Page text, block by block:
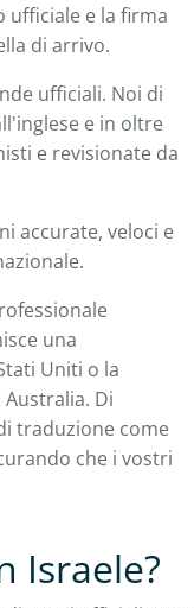
ufficiale e la firma
di arrivo.
ufficiali. Noi di
e in oltre
e revisionate da
accurate, veloci e
una
Uniti o la
Di
traduzione come
che i vostri
Israele?